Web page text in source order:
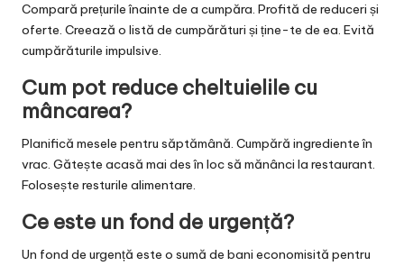
Compară prețurile înainte de a cumpăra. Profită de reduceri și
oferte. Creează o listă de cumpărături și ține-te de ea. Evită
cumpărăturile impulsive.
Cum pot reduce cheltuielile cu
mâncarea?
Planifică mesele pentru săptămână. Cumpără ingrediente în
vrac. Gătește acasă mai des în loc să mănânci la restaurant.
Folosește resturile alimentare.
Ce este un fond de urgență?
Un fond de urgență este o sumă de bani economisită pentru